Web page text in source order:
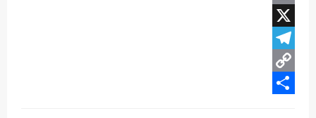
Print
X
Telegram
Copy